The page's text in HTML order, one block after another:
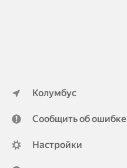
Колумбус
Сообщить об ошибке
Настройки